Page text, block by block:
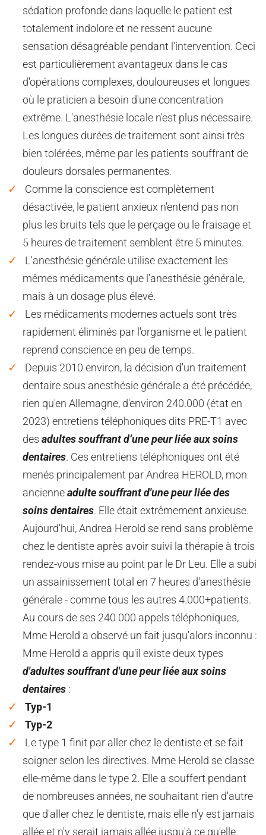
sédation profonde dans laquelle le patient est
totalement indolore et ne ressent aucune
sensation désagréable pendant l'intervention. Ceci
est particulièrement avantageux dans le cas
d'opérations complexes, douloureuses et longues
où le praticien a besoin d'une concentration
extrême. L'anesthésie locale n'est plus nécessaire.
Les longues durées de traitement sont ainsi très
bien tolérées, même par les patients souffrant de
douleurs dorsales permanentes.
Comme la conscience est complètement
désactivée, le patient anxieux n'entend pas non
plus les bruits tels que le perçage ou le fraisage et
5 heures de traitement semblent être 5 minutes.
L'anesthésie générale utilise exactement les
mêmes médicaments que l'anesthésie générale,
mais à un dosage plus élevé.
Les médicaments modernes actuels sont très
rapidement éliminés par l'organisme et le patient
reprend conscience en peu de temps.
Depuis 2010 environ, la décision d'un traitement
dentaire sous anesthésie générale a été précédée,
rien qu'en Allemagne, d'environ 240.000 (état en
2023) entretiens téléphoniques dits PRE-T1 avec
des adultes souffrant d’une peur liée aux soins
dentaires. Ces entretiens téléphoniques ont été
menés principalement par Andrea HEROLD, mon
ancienne adulte souffrant d'une peur liée des
soins dentaires. Elle était extrêmement anxieuse.
Aujourd'hui, Andrea Herold se rend sans problème
chez le dentiste après avoir suivi la thérapie à trois
rendez-vous mise au point par le Dr Leu. Elle a subi
un assainissement total en 7 heures d'anesthésie
générale - comme tous les autres 4.000+patients.
Au cours de ses 240 000 appels téléphoniques,
Mme Herold a observé un fait jusqu'alors inconnu :
Mme Herold a appris qu'il existe deux types
d'adultes souffrant d'une peur liée aux soins
dentaires:
Typ-1
Typ-2
Le type 1 finit par aller chez le dentiste et se fait
soigner selon les directives. Mme Herold se classe
elle-même dans le type 2. Elle a souffert pendant
de nombreuses années, ne souhaitant rien d'autre
que d'aller chez le dentiste, mais elle n'y est jamais
allée et n'y serait jamais allée jusqu'à ce qu'elle